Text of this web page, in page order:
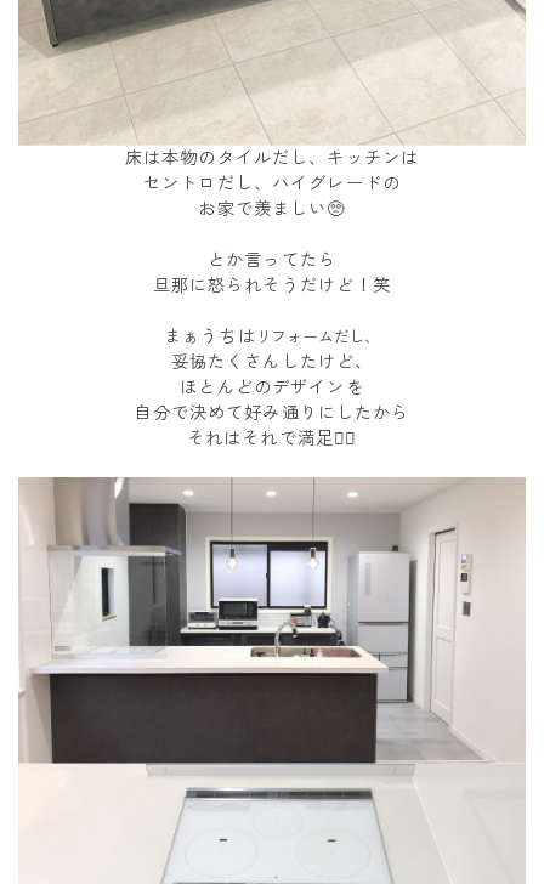
床は本物のタイルだし、キッチンは
セントロだし、ハイグレードの
お家で羨ましい🥺
とか言ってたら
旦那に怒られそうだけど！笑
まぁうちは リフォームだし、
妥協たくさんしたけど、
ほとんどのデザインを
自分で決めて好み通りにしたから
それはそれで満足🙆‍♀️